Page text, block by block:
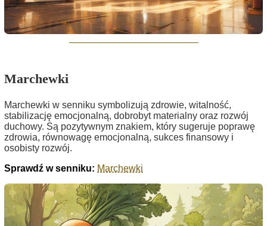
Marchewki
Marchewki w senniku symbolizują zdrowie, witalność,
stabilizację emocjonalną, dobrobyt materialny oraz rozwój
duchowy. Są pozytywnym znakiem, który sugeruje poprawę
zdrowia, równowagę emocjonalną, sukces finansowy i
osobisty rozwój.
Sprawdź w senniku: Marchewki